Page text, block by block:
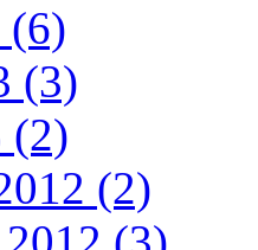
(6)
(3)
(2)
(2)